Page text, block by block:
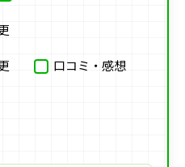
口コミ・感想